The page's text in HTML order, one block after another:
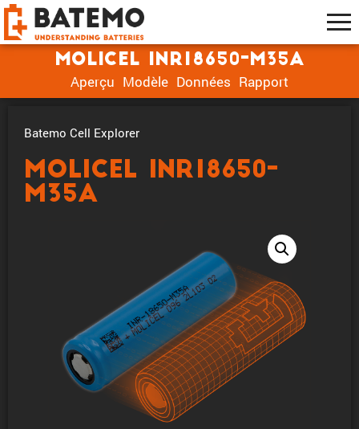
Molicel INR18650-M35A
Aperçu Modèle Données Rapport
Batemo Cell Explorer
Molicel INR18650-
M35A